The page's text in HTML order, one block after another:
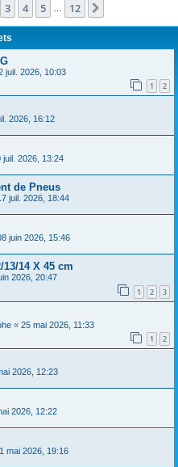
12
3 4 5 12
juil. 2026, 10:03
1 2
2026, 16:12
juil. 2026, 13:24
de Pneus
juil. 2026, 18:44
juin 2026, 15:46
14 X 45 cm
2026, 20:47
1 2 3
« 25 mai 2026, 11:33
1 2
2026, 12:23
2026, 12:22
mai 2026, 19:16